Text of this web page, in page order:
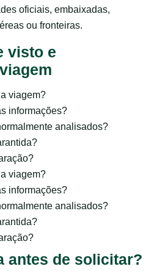
oficiais, embaixadas,
ou fronteiras.
visto e
viagem?
informações?
analisados?
viagem?
informações?
analisados?
antes de solicitar?